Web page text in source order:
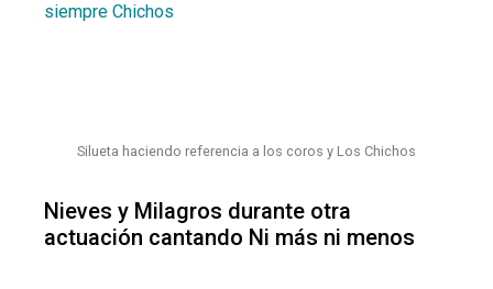
siempre Chichos
Silueta haciendo referencia a los coros y Los Chichos
Nieves y Milagros durante otra
actuación cantando Ni más ni menos